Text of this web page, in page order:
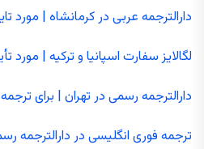
دارالترجمه عربی در کرمانشاه | مورد
لگالایز سفارت اسپانیا و ترکیه | مورد
دارالترجمه رسمی در تهران | برای
ترجمه فوری انگلیسی در دارالترجمه